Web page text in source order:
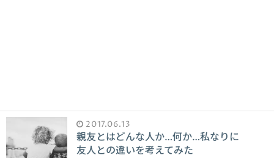
2017.06.13
親友とはどんな人か…何か…私なりに
友人との違いを考えてみた